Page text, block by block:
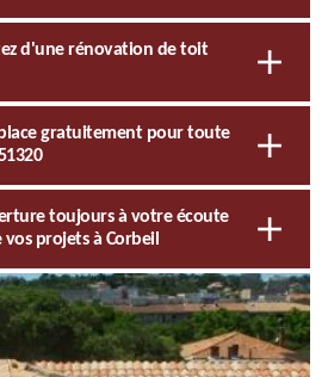
d'une rénovation de toit
gratuitement pour toute
toujours à votre écoute
projets à Corbeil